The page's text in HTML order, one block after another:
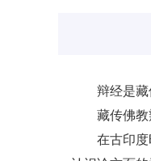
辩经是藏传
藏传佛教辩
在古印度时